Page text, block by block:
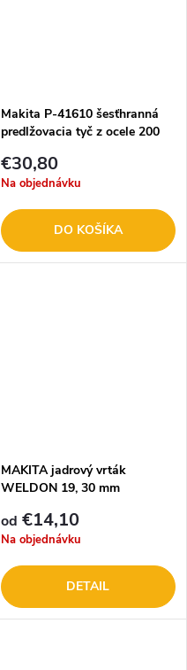
Makita P-41610 šesťhranná
predlžovacia tyč z ocele 200
€30,80
Na objednávku
DO KOŠÍKA
MAKITA jadrový vrták
WELDON 19, 30 mm
od €14,10
Na objednávku
DETAIL